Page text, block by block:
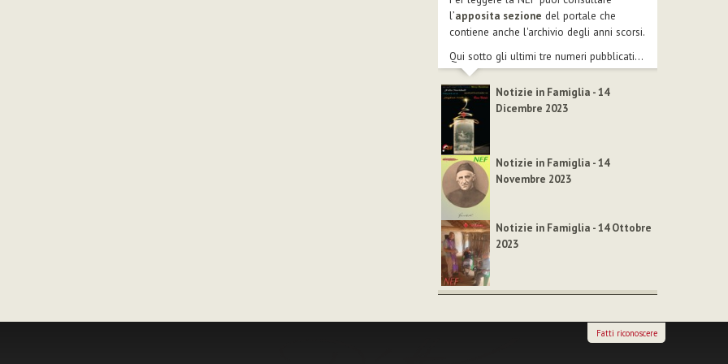
l’apposita sezione del portale che
contiene anche l'archivio degli anni scorsi.
Qui sotto gli ultimi tre numeri pubblicati...
Notizie in Famiglia - 14
Dicembre 2023
Notizie in Famiglia - 14
Novembre 2023
Notizie in Famiglia - 14 Ottobre
2023
Fatti riconoscere